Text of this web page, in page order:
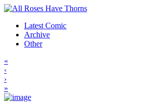
Latest Comic
Archive
Other
«
‹
›
»